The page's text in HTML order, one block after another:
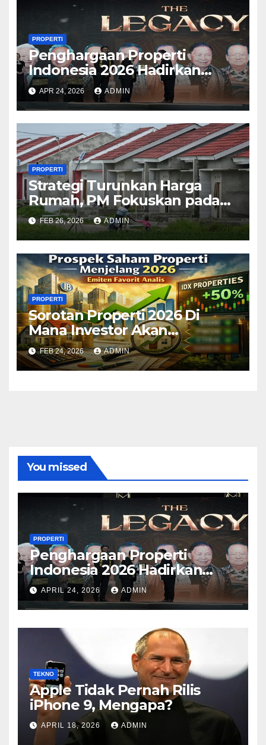
PROPERTI
Penghargaan Properti
Indonesia 2026 Hadirkan
Kategori Baru Sesuai
Perkembangan Pasar
APR 24, 2026 ADMIN
PROPERTI
Strategi Turunkan Harga
Rumah, PM Fokuskan pada
Peningkatan Pasokan
Properti
FEB 26, 2026 ADMIN
PROPERTI
Sorotan Properti 2026 Di
Mana Investor Akan
Berkumpul?
FEB 24, 2026 ADMIN
You missed
PROPERTI
Penghargaan Properti
Indonesia 2026 Hadirkan
Kategori Baru Sesuai
Perkembangan Pasar
APRIL 24, 2026 ADMIN
TEKNO
Apple Tidak Pernah Rilis
iPhone 9, Mengapa?
APRIL 18, 2026 ADMIN